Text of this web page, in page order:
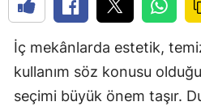
İç mekânlarda estetik,
kullanım söz konusu
seçimi büyük önem taşır.